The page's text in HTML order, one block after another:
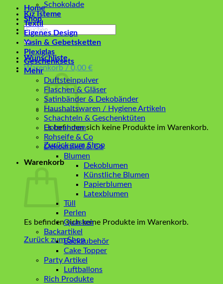
Home
Shop
Suchen
nach:
Wunschliste
Warenkorb / 0,00 €
Es befinden sich keine Produkte im Warenkorb.
Zurück zum Shop
Warenkorb
Es befinden sich keine Produkte im Warenkorb.
Zurück zum Shop
Schokolade
Kız İsteme
Textil
Eigenes Design
Yasin & Gebetsketten
Plexiglas
Geschenksets
Mehr
Duftsteinpulver
Flaschen & Gläser
Satinbänder & Dekobänder
Haushaltswaren / Hygiene Artikeln
Schachteln & Geschenktüten
Holzrahmen
Rohseife & Co
Dekoartikel & Co
Blumen
Dekoblumen
Künstliche Blumen
Papierblumen
Latexblumen
Tüll
Perlen
Quasten
Backartikel
Backzubehör
Cake Topper
Party Artikel
Luftballons
Rich Produkte